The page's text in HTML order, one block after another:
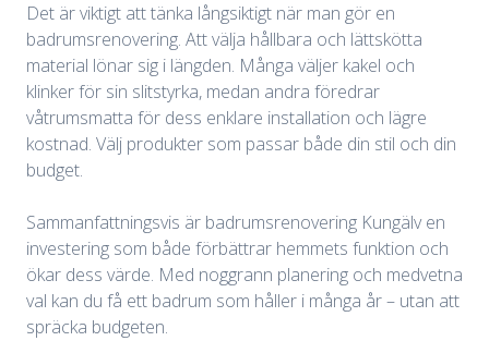
Det är viktigt att tänka långsiktigt när man gör en
badrumsrenovering. Att välja hållbara och lättskötta
material lönar sig i längden. Många väljer kakel och
klinker för sin slitstyrka, medan andra föredrar
våtrumsmatta för dess enklare installation och lägre
kostnad. Välj produkter som passar både din stil och din
budget.
Sammanfattningsvis är badrumsrenovering Kungälv en
investering som både förbättrar hemmets funktion och
ökar dess värde. Med noggrann planering och medvetna
val kan du få ett badrum som håller i många år – utan att
spräcka budgeten.